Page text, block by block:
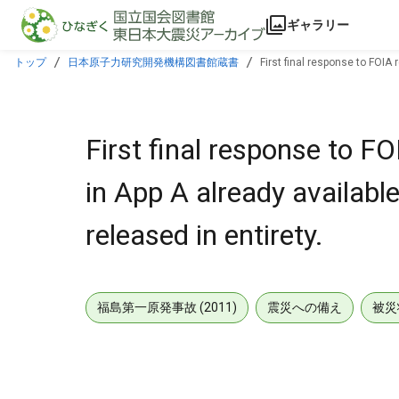
本文に飛ぶ
ギャラリー
トップ 日本原子力研究開発機構図書館蔵書 First final response to
First final response to
in App A already
released in entirety.
福島第一原発事故 (2011) 震災への備え 被災